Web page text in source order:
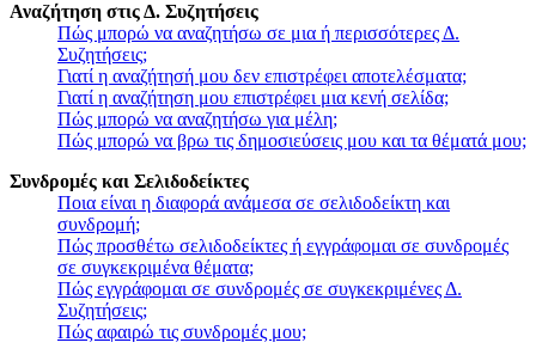
Αναζήτηση στις Δ. Συζητήσεις
Πώς μπορώ να αναζητήσω σε μια ή περισσότερες Δ.
Συζητήσεις;
Γιατί η αναζήτησή μου δεν επιστρέφει αποτελέσματα;
Γιατί η αναζήτηση μου επιστρέφει μια κενή σελίδα;
Πώς μπορώ να αναζητήσω για μέλη;
Πώς μπορώ να βρω τις δημοσιεύσεις μου και τα θέματά μου;
Συνδρομές και Σελιδοδείκτες
Ποια είναι η διαφορά ανάμεσα σε σελιδοδείκτη και
συνδρομή;
Πώς προσθέτω σελιδοδείκτες ή εγγράφομαι σε συνδρομές
σε συγκεκριμένα θέματα;
Πώς εγγράφομαι σε συνδρομές σε συγκεκριμένες Δ.
Συζητήσεις;
Πώς αφαιρώ τις συνδρομές μου;